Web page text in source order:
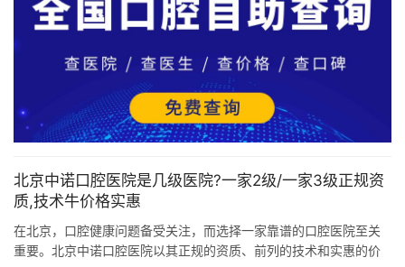
北京中诺口腔医院是几级医院?一家2级/一家3级正规资
质,技术牛价格实惠
在北京，口腔健康问题备受关注，而选择一家靠谱的口腔医院至关
重要。北京中诺口腔医院以其正规的资质、前列的技术和实惠的价